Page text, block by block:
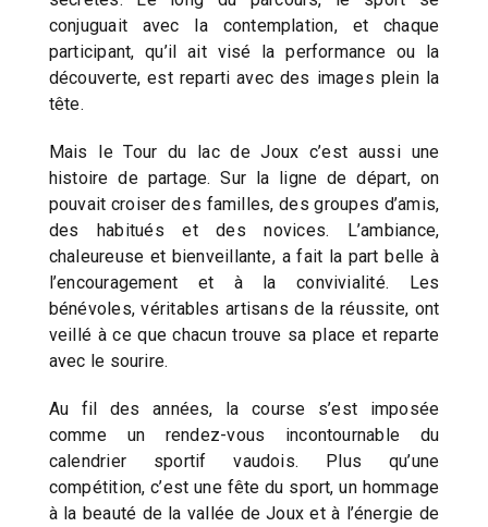
conjuguait avec la contemplation, et chaque
participant, qu’il ait visé la performance ou la
découverte, est reparti avec des images plein la
tête.
Mais le Tour du lac de Joux c’est aussi une
histoire de partage. Sur la ligne de départ, on
pouvait croiser des familles, des groupes d’amis,
des habitués et des novices. L’ambiance,
chaleureuse et bienveillante, a fait la part belle à
l’encouragement et à la convivialité. Les
bénévoles, véritables artisans de la réussite, ont
veillé à ce que chacun trouve sa place et reparte
avec le sourire.
Au fil des années, la course s’est imposée
comme un rendez-vous incontournable du
calendrier sportif vaudois. Plus qu’une
compétition, c’est une fête du sport, un hommage
à la beauté de la vallée de Joux et à l’énergie de